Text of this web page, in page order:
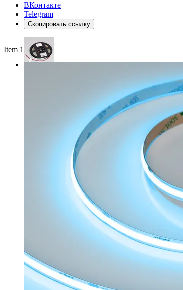
ВКонтакте
Telegram
Скопировать ссылку
Item 1 of 3